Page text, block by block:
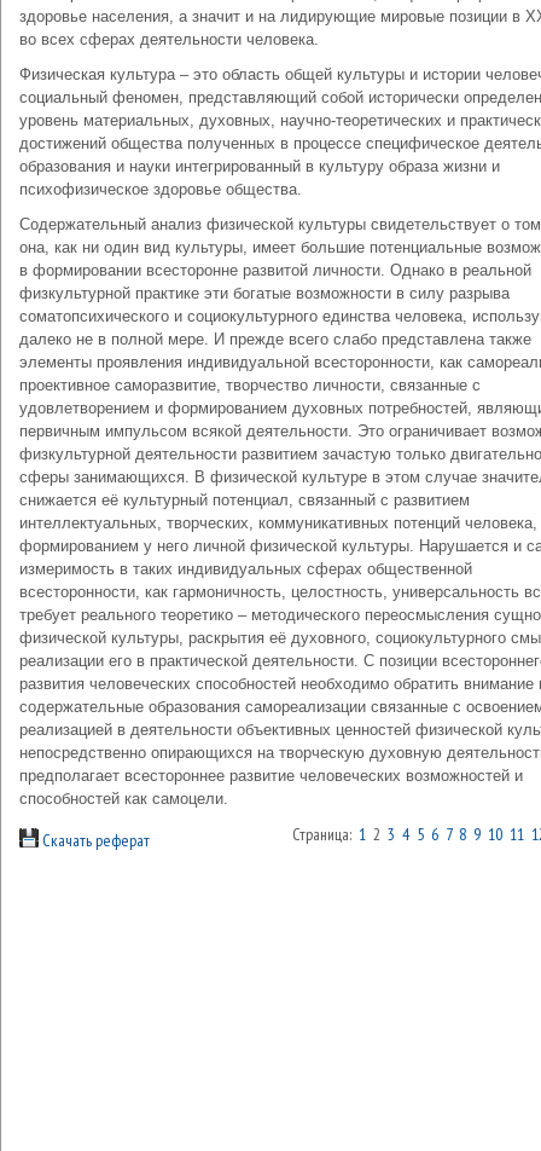
здоровье населения, а значит и на лидирующие мировые позиции в
во всех сферах деятельности человека.
Физическая культура – это область общей культуры и истории
социальный феномен, представляющий собой исторически
уровень материальных, духовных, научно-теоретических и
достижений общества полученных в процессе специфическое
образования и науки интегрированный в культуру образа жизни и
психофизическое здоровье общества.
Содержательный анализ физической культуры свидетельствует о
она, как ни один вид культуры, имеет большие потенциальные
в формировании всесторонне развитой личности. Однако в реальной
физкультурной практике эти богатые возможности в силу разрыва
соматопсихического и социокультурного единства человека,
далеко не в полной мере. И прежде всего слабо представлена также
элементы проявления индивидуальной всесторонности, как
проективное саморазвитие, творчество личности, связанные с
удовлетворением и формированием духовных потребностей,
первичным импульсом всякой деятельности. Это ограничивает
физкультурной деятельности развитием зачастую только
сферы занимающихся. В физической культуре в этом случае
снижается её культурный потенциал, связанный с развитием
интеллектуальных, творческих, коммуникативных потенций человека,
формированием у него личной физической культуры. Нарушается и
измеримость в таких индивидуальных сферах общественной
всесторонности, как гармоничность, целостность, универсальность
требует реального теоретико – методического переосмысления
физической культуры, раскрытия её духовного, социокультурного
реализации его в практической деятельности. С позиции
развития человеческих способностей необходимо обратить внимание
содержательные образования самореализации связанные с
реализацией в деятельности объективных ценностей физической
непосредственно опирающихся на творческую духовную
предполагает всестороннее развитие человеческих возможностей и
способностей как самоцели.
Скачать реферат Страница: 1 2 3 4 5 6 7 8 9 10 11